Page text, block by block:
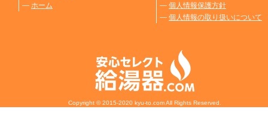
― ホーム
― 個人情報保護方針
― 個人情報の取り扱いについて
Copyright © 2015-2020 kyu-to.com All Rights Reserved.